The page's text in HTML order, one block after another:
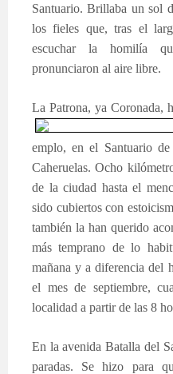
Santuario. Brillaba un sol
los fieles que, tras el
escuchar la homilía
pronunciaron al aire libre.
La Patrona, ya Coronada,
emplo, en el Santuario
Caheruelas. Ocho
de la ciudad hasta el
sido cubiertos con
también la han querido
más temprano de lo
mañana y a diferencia del
el mes de septiembre,
localidad a partir de las 8
En la avenida Batalla del
paradas. Se hizo para